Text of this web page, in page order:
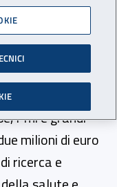
il bando
e il
Pmi e grandi
milioni di euro
ricerca e